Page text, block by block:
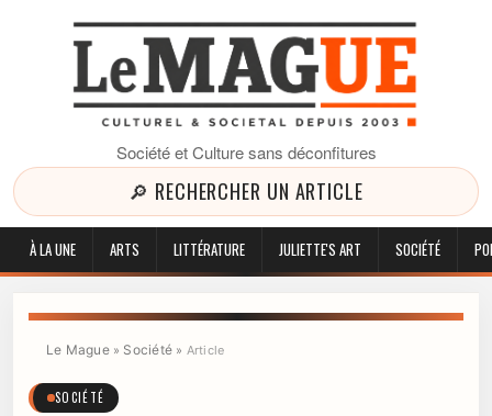
Société et Culture sans déconfitures
🔎 RECHERCHER UN ARTICLE
À LA UNE ARTS LITTÉRATURE JULIETTE'S ART SOCIÉTÉ
Le Mague» Société» Article
SOCIÉTÉ